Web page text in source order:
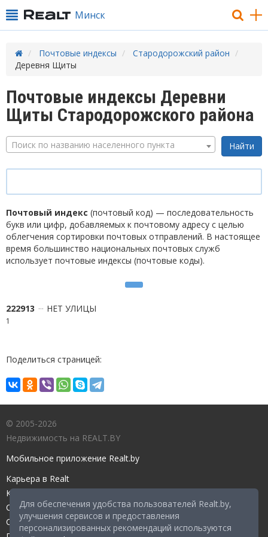
Для обеспечения удобства пользователей Realt.by,
улучшения сервисов и предоставления
персонализированных рекомендаций используются
Минск
Почтовые индексы
Стародорожский район
Деревня Щиты
Почтовые индексы Деревни
Щиты Стародорожского района
Поиск по названию населенного пункта
Почтовый индекс (почтовый код) — последовательность
букв или цифр, добавляемых к почтовому адресу с целью
облегчения сортировки почтовых отправлений. В настоящее
время большинство национальных почтовых служб
использует почтовые индексы (почтовые коды).
222913 НЕТ УЛИЦЫ
1
Поделиться страницей:
© 2005-2026
Недвижимость на REALT.BY
Мобильное приложение Realt.by
Карьера в Realt
Контакты редакции
Справочный центр
Служба поддержки